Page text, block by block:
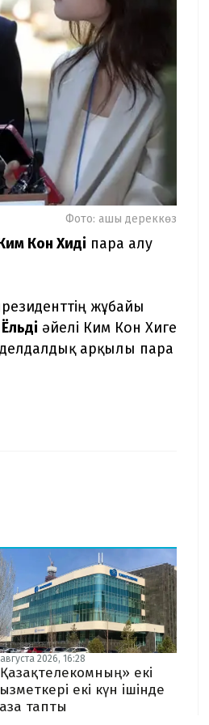
Фото: ашық дереккөз
Кон Хиді пара алу
жұбайы
әйелі Ким Кон Хиге
арқылы пара
2026, 16:28
екі
екі күн ішінде
тапты